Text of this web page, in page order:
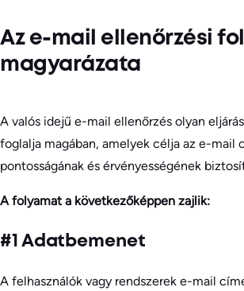
Az e-mail ellenőrzési
magyarázata
A valós idejű e-mail ellenőrzés olyan
foglalja magában, amelyek célja az e-mail
pontosságának és érvényességének
A folyamat a következőképpen zajlik:
#1 Adatbemenet
A felhasználók vagy rendszerek e-mail